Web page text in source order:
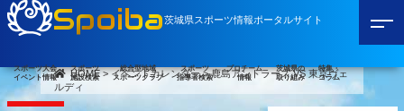
Spoiba茨城県スポーツ情報ポータルサイト
スポーツ大会
イベント情報
スポーツ
施設検索
総合型地域
スポーツクラブ
スポーツ
指導者検索
プロチーム
情報
茨城県の
取り組み
特集・
コラム
HOME>イベントカレンダー>鹿島アントラーズ VS 東京ヴェ
ルディ